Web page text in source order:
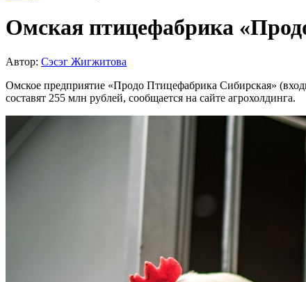
Омская птицефабрика
Автор: Сэсэг Жигжитова
Омское предприятие «Продо Птицефабрика Сибирская»
составят 255 млн рублей, сообщается на сайте агрохолдинга.